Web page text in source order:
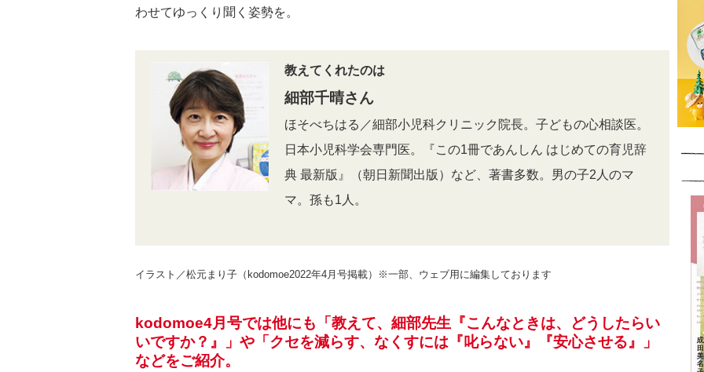
わせてゆっくり聞く姿勢を。
教えてくれたのは
細部千晴さん
ほそべちはる／細部小児科クリニック院長。子どもの心相談医。
日本小児科学会専門医。『この1冊であんしん はじめての育児辞
典 最新版』（朝日新聞出版）など、著書多数。男の子2人のマ
マ。孫も1人。
イラスト／松元まり子（kodomoe2022年4月号掲載）※一部、ウェブ用に編集しております
kodomoe4月号では他にも「教えて、細部先生『こんなときは、どうしたらい
いですか？』」や「クセを減らす、なくすには『叱らない』『安心させる』」
などをご紹介。